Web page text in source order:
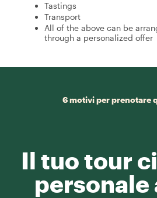
Tastings
Transport
All of the above can be
through a personalized offer
6 motivi per prenotare
Il tuo tour
personale